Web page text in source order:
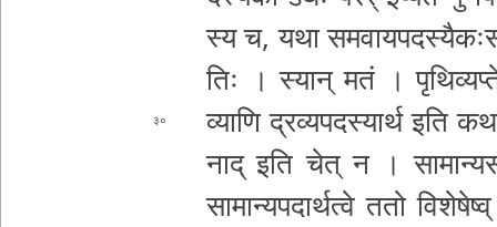
स्य च, यथा
तिः ।
३०
स्यान् मतं ।
व्या­णि द्र­व्य­प­द­स्या­र्थ इति
ना­द् इति चेत् न ।
सामान्य­प­दा­र्थ­त्वे ततो